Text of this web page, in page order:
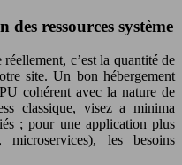
ressources système
c’est la quantité de
site. Un bon hébergement
cohérent avec la nature de
classique, visez a minima
; pour une application plus
les besoins